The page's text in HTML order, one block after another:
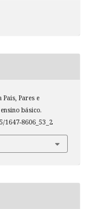
Pares e
básico.
1647-8606_53_2